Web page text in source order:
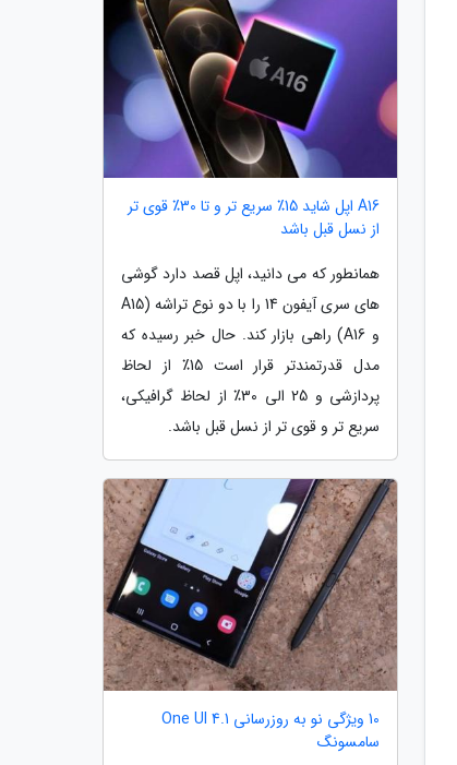
A16 اپل شاید 15٪ سریع تر و تا 30٪ قوی تر
از نسل قبل باشد
همانطور که می دانید، اپل قصد دارد گوشی
های سری آیفون 14 را با دو نوع تراشه (A15
و A16) راهی بازار کند. حال خبر رسیده که
مدل قدرتمندتر قرار است 15٪ از لحاظ
پردازشی و 25 الی 30٪ از لحاظ گرافیکی،
سریع تر و قوی تر از نسل قبل باشد.
10 ویژگی نو به روزرسانی One UI 4.1
سامسونگ